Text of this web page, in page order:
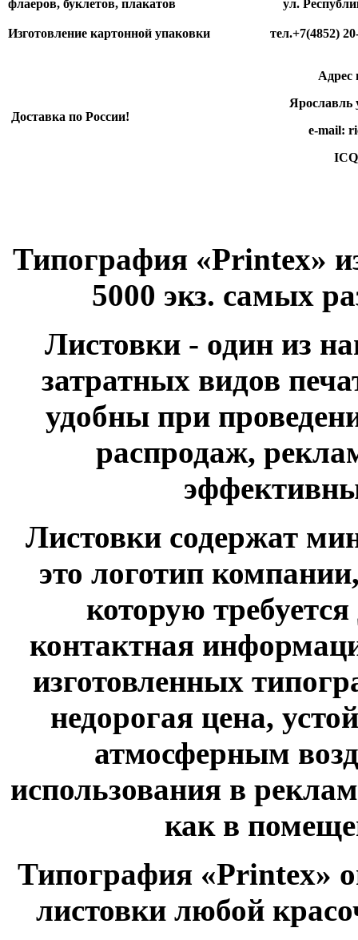
флаеров, буклетов, плакатов
ул.
Изготовление картонной упаковки тел.+7(4852) 20-
Доставка по России!
Адрес
Ярославль
e-mail: rico-
ICQ 498
Типография «Printex»
5000 экз. самых
Листовки - один из
затратных видов
удобны при
распродаж,
Листовки содержат
это логотип
которую
контактная
изготовленных
недорогая цена,
атмосферным
использования в
как в
Типография «Printex»
листовки любой